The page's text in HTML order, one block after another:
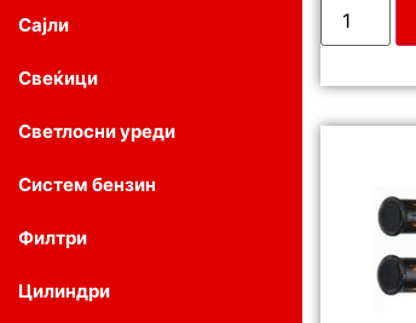
Сајли
Свеќици
Светлосни уреди
Систем бензин
Филтри
Цилиндри